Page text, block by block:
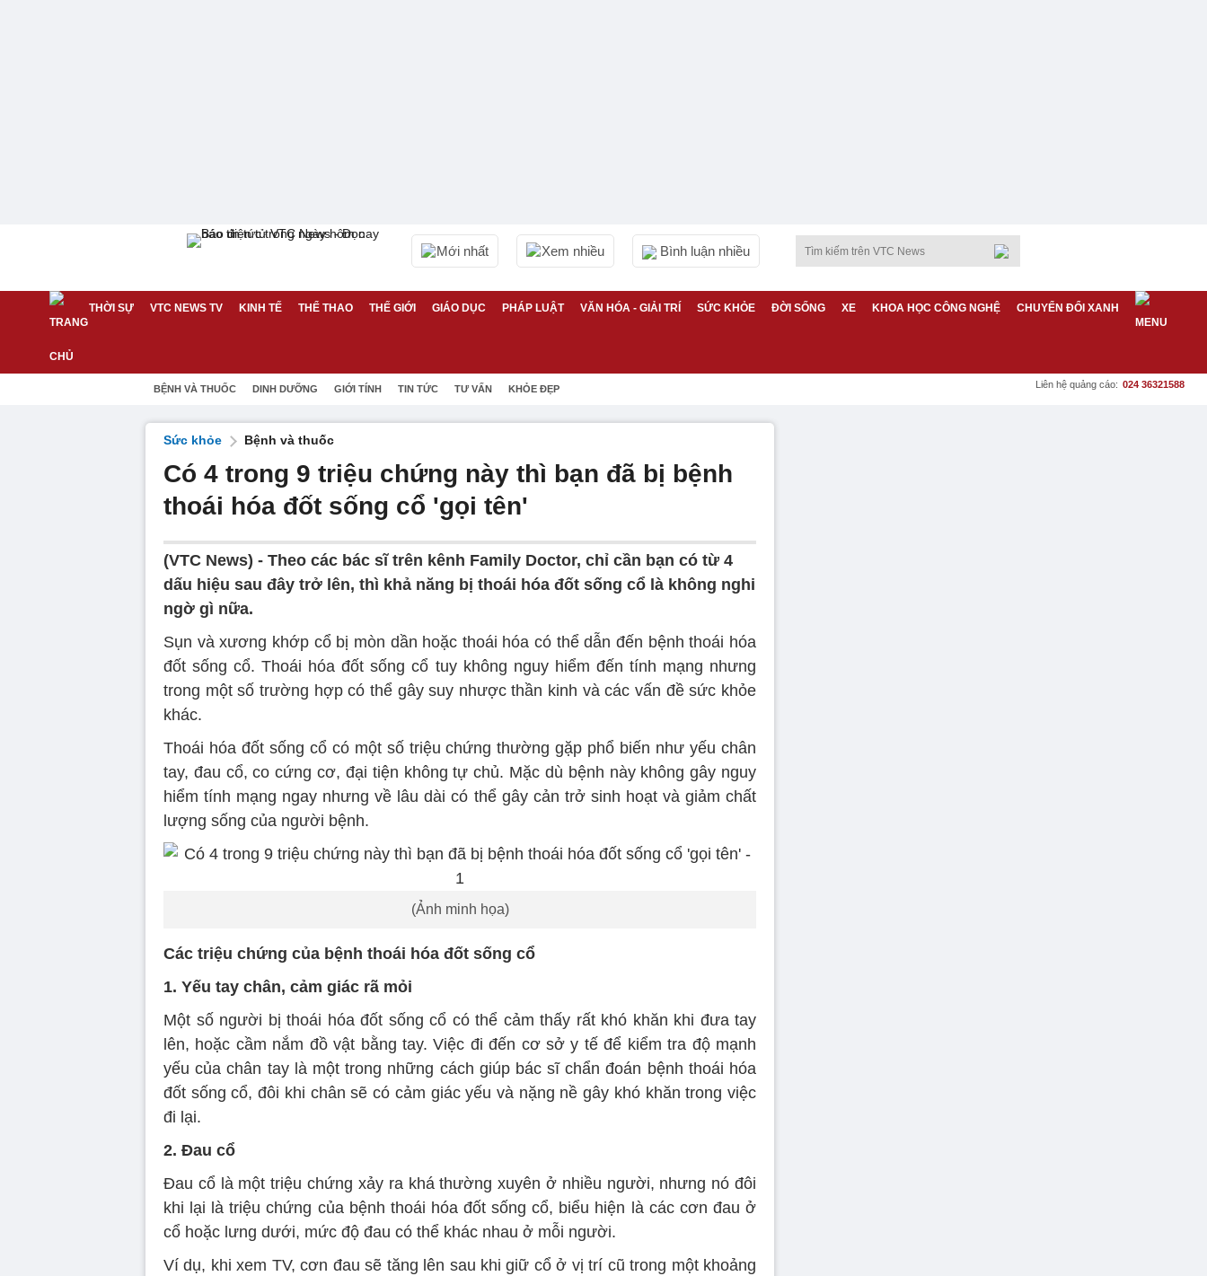
Mới nhất Xem nhiều Bình luận nhiều
THỜI SỰ VTC NEWS TV KINH TẾ THỂ THAO THẾ GIỚI GIÁO DỤC PHÁP LUẬT VĂN HÓA - GIẢI TRÍ SỨC KHỎE ĐỜI SỐNG XE KHOA HỌC CÔNG NGHỆ CHUYỂN ĐỔI XANH
BỆNH VÀ THUỐC DINH DƯỠNG GIỚI TÍNH TIN TỨC TƯ VẤN KHỎE ĐẸP Liên hệ quảng cáo: 024 36321588
Sức khỏe Bệnh và thuốc
Có 4 trong 9 triệu chứng này thì bạn đã bị bệnh
thoái hóa đốt sống cổ 'gọi tên'
(VTC News) - Theo các bác sĩ trên kênh Family Doctor, chỉ cần bạn có từ 4
dấu hiệu sau đây trở lên, thì khả năng bị thoái hóa đốt sống cổ là không nghi
ngờ gì nữa.
Sụn ​​và xương khớp cổ bị mòn dần hoặc thoái hóa có thể dẫn đến bệnh thoái hóa
đốt sống cổ. Thoái hóa đốt sống cổ tuy không nguy hiểm đến tính mạng nhưng
trong một số trường hợp có thể gây suy nhược thần kinh và các vấn đề sức khỏe
khác.
Thoái hóa đốt sống cổ có một số triệu chứng thường gặp phổ biến như yếu chân
tay, đau cổ, co cứng cơ, đại tiện không tự chủ. Mặc dù bệnh này không gây nguy
hiểm tính mạng ngay nhưng về lâu dài có thể gây cản trở sinh hoạt và giảm chất
lượng sống của người bệnh.
(Ảnh minh họa)
Các triệu chứng của bệnh thoái hóa đốt sống cổ
1. Yếu tay chân, cảm giác rã mỏi
Một số người bị thoái hóa đốt sống cổ có thể cảm thấy rất khó khăn khi đưa tay
lên, hoặc cầm nắm đồ vật bằng tay. Việc đi đến cơ sở y tế để kiểm tra độ mạnh
yếu của chân tay là một trong những cách giúp bác sĩ chẩn đoán bệnh thoái hóa
đốt sống cổ, đôi khi chân sẽ có cảm giác yếu và nặng nề gây khó khăn trong việc
đi lại.
2. Đau cổ
Đau cổ là một triệu chứng xảy ra khá thường xuyên ở nhiều người, nhưng nó đôi
khi lại là triệu chứng của bệnh thoái hóa đốt sống cổ, biểu hiện là các cơn đau ở
cổ hoặc lưng dưới, mức độ đau có thể khác nhau ở mỗi người.
Ví dụ, khi xem TV, cơn đau sẽ tăng lên sau khi giữ cổ ở vị trí cũ trong một khoảng